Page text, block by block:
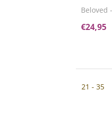
Beloved
€24,95
21 - 35